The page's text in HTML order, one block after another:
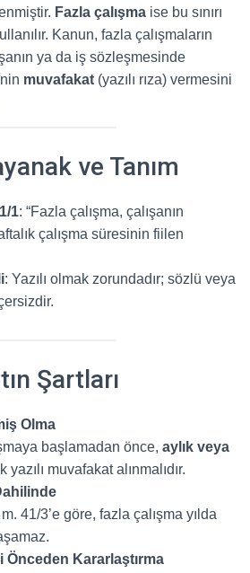
Fazla çalışma ise bu sınırı
Kanun, fazla çalışmaların
ya da iş sözleşmesinde
muvafakat (yazılı rıza) vermesini
ve Tanım
1: “Fazla çalışma, çalışanın
çalışma süresinin fiilen
: Yazılı olmak zorundadır; sözlü veya
Şartları
Olma
başlamadan önce, aylık veya
yazılı muvafakat alınmalıdır.
41/3’e göre, fazla çalışma yılda
Önceden Kararlaştırma